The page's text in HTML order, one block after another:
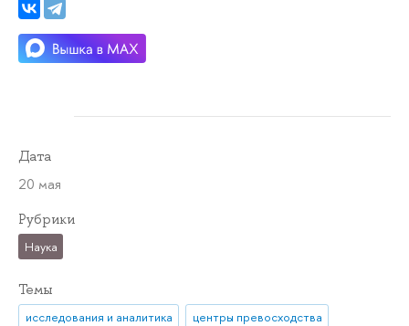
Дата
20 мая
Рубрики
Наука
Темы
исследования и аналитика центры превосходства